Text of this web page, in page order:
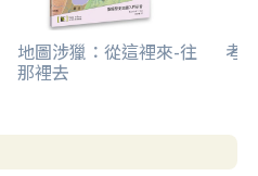
地圖涉獵：從這裡來-往
那裡去
考